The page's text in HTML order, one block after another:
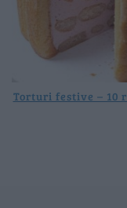
Torturi festive – 10